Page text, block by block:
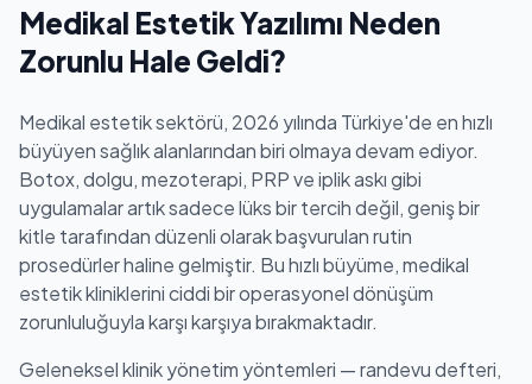
hangi kanaldan geldiğini analiz edebilir ve seans
tamamlanma oranları ile tedavi programlarının
başarısını ölçebilirsiniz.
Medikal Estetik Yazılımı Neden
Zorunlu Hale Geldi?
Medikal estetik sektörü, 2026 yılında Türkiye'de en hızlı
büyüyen sağlık alanlarından biri olmaya devam ediyor.
Botox, dolgu, mezoterapi, PRP ve iplik askı gibi
uygulamalar artık sadece lüks bir tercih değil, geniş bir
kitle tarafından düzenli olarak başvurulan rutin
prosedürler haline gelmiştir. Bu hızlı büyüme, medikal
estetik kliniklerini ciddi bir operasyonel dönüşüm
zorunluluğuyla karşı karşıya bırakmaktadır.
Geleneksel klinik yönetim yöntemleri — randevu defteri,